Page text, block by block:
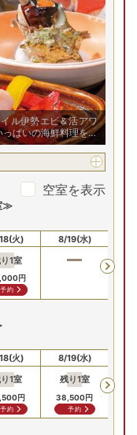
ル伊勢エビ＆活アワ
ぱいの海鮮料理をお
空室を表示
≫
火)
1室
円
予約
8/19(水)
火)
1室
円
予約
8/19(水)
残り1室
38,500円
予約